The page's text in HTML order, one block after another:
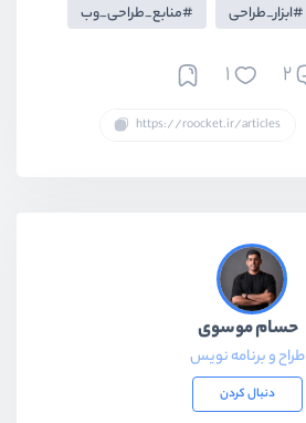
ابزار_طراحی منابع_طراحی_وب
2
1
حسام موسوی
طراح و برنامه نویس
دنبال کردن